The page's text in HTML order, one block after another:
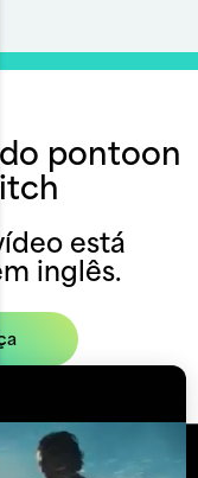
pontoon
está
inglês.